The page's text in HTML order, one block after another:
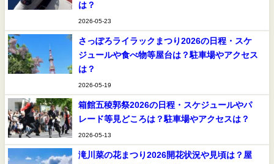
は？
2026-05-23
さっぽろライラックまつり2026の日程・スケ
ジュールや食べ物等屋台は？駐車場やアクセス
は？
2026-05-19
箱館五稜郭祭2026の日程・スケジュールやパ
レード等見どころは？駐車場やアクセスは？
2026-05-13
滝川菜の花まつり2026開花状況や見頃は？屋